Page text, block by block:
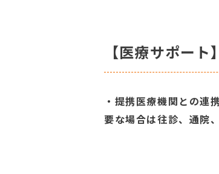
【医療サポート】
・提携医療機関との連
要な場合は往診、通院